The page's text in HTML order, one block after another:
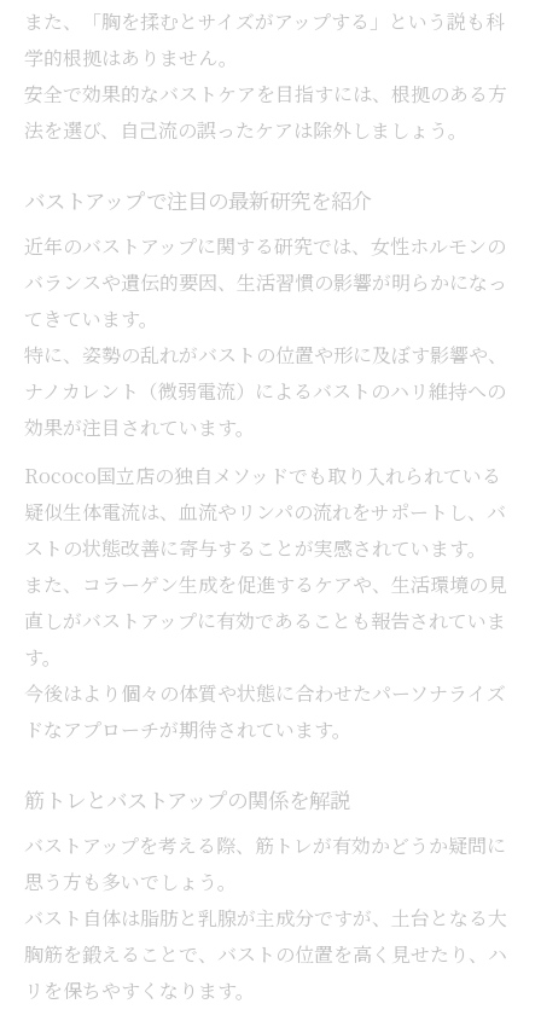
また、「胸を揉むとサイズがアップする」という説も科
学的根拠はありません。
安全で効果的なバストケアを目指すには、根拠のある方
法を選び、自己流の誤ったケアは除外しましょう。
バストアップで注目の最新研究を紹介
近年のバストアップに関する研究では、女性ホルモンの
バランスや遺伝的要因、生活習慣の影響が明らかになっ
てきています。
特に、姿勢の乱れがバストの位置や形に及ぼす影響や、
ナノカレント（微弱電流）によるバストのハリ維持への
効果が注目されています。
Rococo国立店の独自メソッドでも取り入れられている
疑似生体電流は、血流やリンパの流れをサポートし、バ
ストの状態改善に寄与することが実感されています。
また、コラーゲン生成を促進するケアや、生活環境の見
直しがバストアップに有効であることも報告されていま
す。
今後はより個々の体質や状態に合わせたパーソナライズ
ドなアプローチが期待されています。
筋トレとバストアップの関係を解説
バストアップを考える際、筋トレが有効かどうか疑問に
思う方も多いでしょう。
バスト自体は脂肪と乳腺が主成分ですが、土台となる大
胸筋を鍛えることで、バストの位置を高く見せたり、ハ
リを保ちやすくなります。